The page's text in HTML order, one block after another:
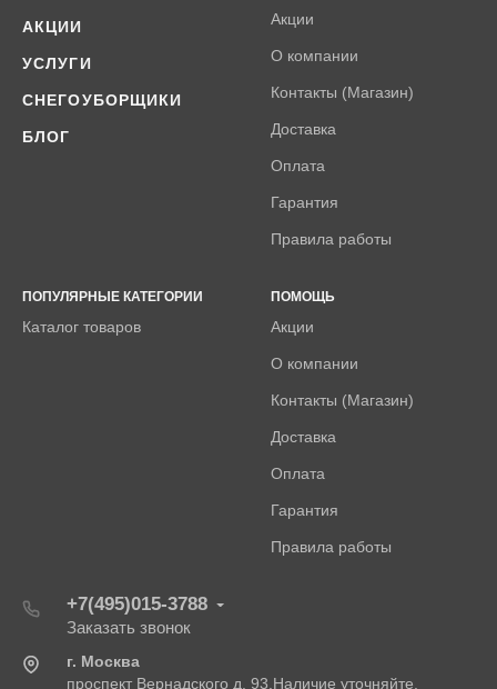
АКЦИИ
УСЛУГИ
СНЕГОУБОРЩИКИ
БЛОГ
Акции
О компании
Контакты (Магазин)
Доставка
Оплата
Гарантия
Правила работы
ПОПУЛЯРНЫЕ КАТЕГОРИИ
Каталог товаров
ПОМОЩЬ
Акции
О компании
Контакты (Магазин)
Доставка
Оплата
Гарантия
Правила работы
+7(495)015-3788
Заказать звонок
г. Москва
проспект Вернадского д. 93.Наличие уточняйте.